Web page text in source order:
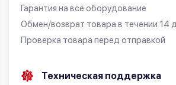
Гарантия на всё оборудование
Обмен/возврат товара в течении 14
Проверка товара перед отправкой
Техническая поддержка